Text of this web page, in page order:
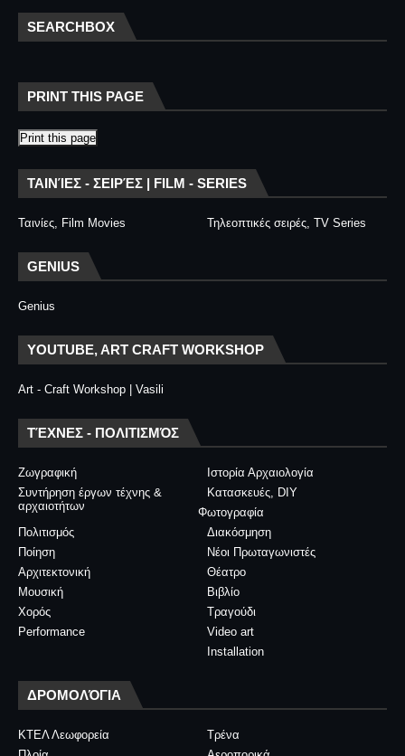
SEARCHBOX
PRINT THIS PAGE
Print this page
ΤΑΙΝΊΕΣ - ΣΕΙΡΈΣ | FILM - SERIES
Ταινίες, Film Movies Τηλεοπτικές σειρές, TV Series
GENIUS
Genius
YOUTUBE, ART CRAFT WORKSHOP
Art - Craft Workshop | Vasili
ΤΈΧΝΕΣ - ΠΟΛΙΤΙΣΜΌΣ
Ζωγραφική
Ιστορία Αρχαιολογία
Συντήρηση έργων τέχνης &
αρχαιοτήτων
Κατασκευές, DIY
Φωτογραφία
Διακόσμηση
Πολιτισμός
Νέοι Πρωταγωνιστές
Ποίηση
Θέατρο
Αρχιτεκτονική
Βιβλίο
Μουσική
Τραγούδι
Χορός
Video art
Performance
Installation
ΔΡΟΜΟΛΌΓΙΑ
ΚΤΕΛ Λεωφορεία
Τρένα